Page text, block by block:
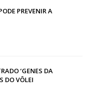
PREVENIR A
‘GENES DA
DO VÔLEI